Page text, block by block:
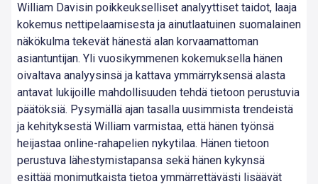
William Davisin poikkeukselliset analyyttiset taidot, laaja
kokemus nettipelaamisesta ja ainutlaatuinen suomalainen
näkökulma tekevät hänestä alan korvaamattoman
asiantuntijan. Yli vuosikymmenen kokemuksella hänen
oivaltava analyysinsä ja kattava ymmärryksensä alasta
antavat lukijoille mahdollisuuden tehdä tietoon perustuvia
päätöksiä. Pysymällä ajan tasalla uusimmista trendeistä
ja kehityksestä William varmistaa, että hänen työnsä
heijastaa online-rahapelien nykytilaa. Hänen tietoon
perustuva lähestymistapansa sekä hänen kykynsä
esittää monimutkaista tietoa ymmärrettävästi lisäävät